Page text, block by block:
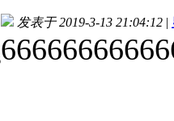
发表于 2019-3-13 21:04:12 |